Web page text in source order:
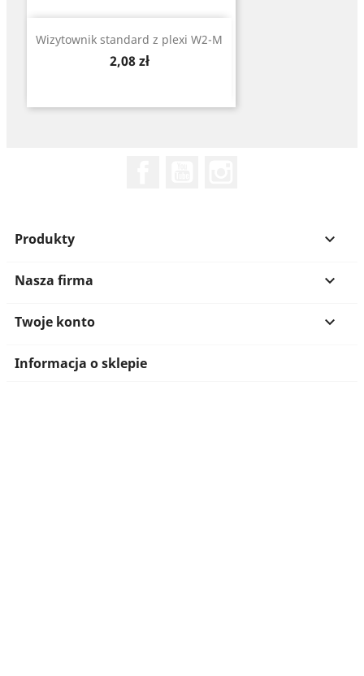
Wizytownik standard z plexi W2-M
Cena
2,08 zł
Produkty 
Nasza firma 
Twoje konto 
Informacja o sklepie